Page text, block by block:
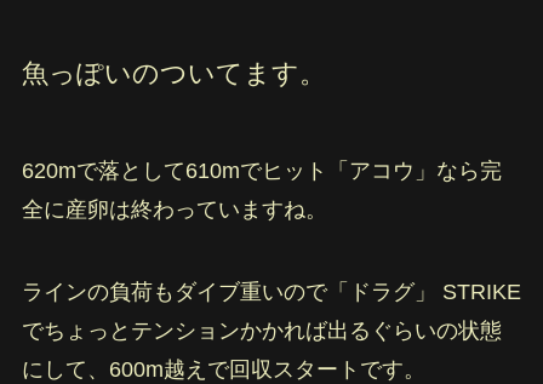
魚っぽいのついてます。
620mで落として610mでヒット「アコウ」なら完
全に産卵は終わっていますね。
ラインの負荷もダイブ重いので「ドラグ」 STRIKE
でちょっとテンションかかれば出るぐらいの状態
にして、600m越えで回収スタートです。